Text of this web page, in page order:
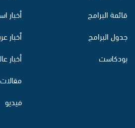
قائمة البرامج
جدول البرامج
بودكاست
أخبار
أخبار
أخبار
فيديو